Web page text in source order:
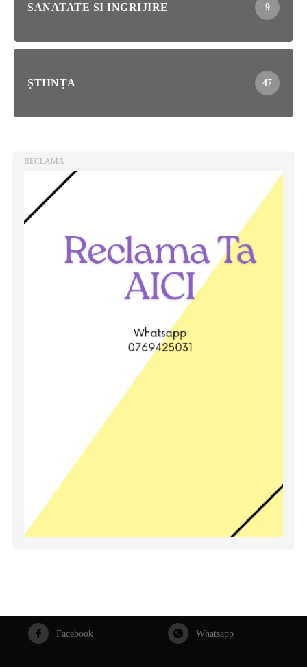
SANATATE SI INGRIJIRE 9
ȘTIINȚA 47
RECLAMA
Facebook Whatsapp